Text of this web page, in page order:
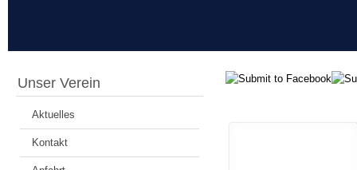
Unser Verein
Aktuelles
Kontakt